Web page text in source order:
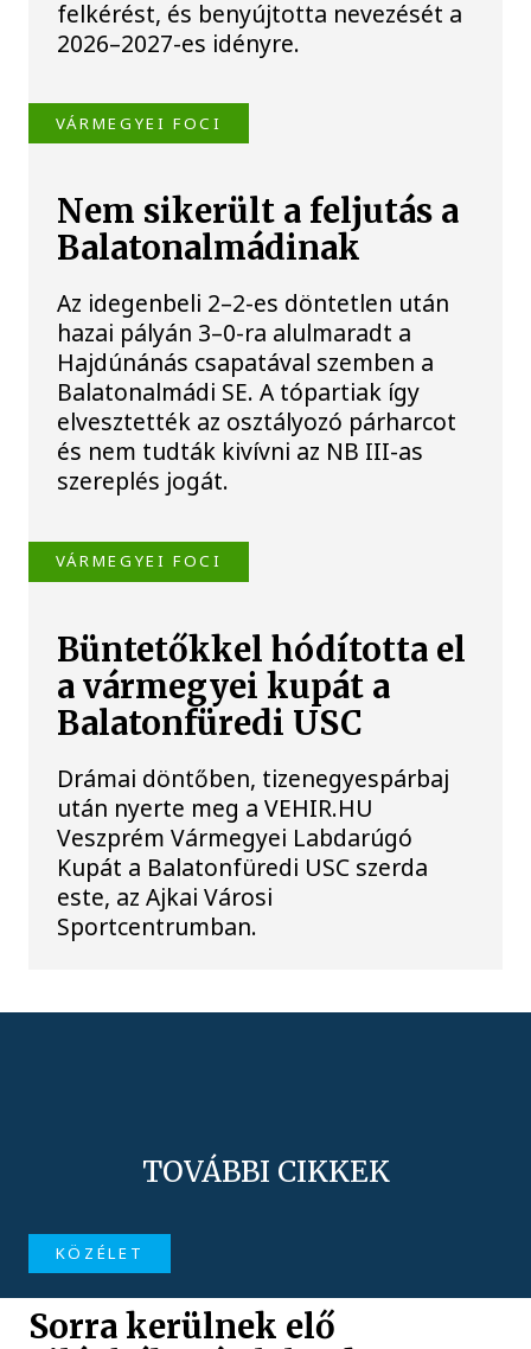
felkérést, és benyújtotta nevezését a
2026–2027-es idényre.
VÁRMEGYEI FOCI
Nem sikerült a feljutás a
Balatonalmádinak
Az idegenbeli 2–2-es döntetlen után
hazai pályán 3–0-ra alulmaradt a
Hajdúnánás csapatával szemben a
Balatonalmádi SE. A tópartiak így
elvesztették az osztályozó párharcot
és nem tudták kivívni az NB III-as
szereplés jogát.
VÁRMEGYEI FOCI
Büntetőkkel hódította el
a vármegyei kupát a
Balatonfüredi USC
Drámai döntőben, tizenegyespárbaj
után nyerte meg a VEHIR.HU
Veszprém Vármegyei Labdarúgó
Kupát a Balatonfüredi USC szerda
este, az Ajkai Városi
Sportcentrumban.
TOVÁBBI CIKKEK
KÖZÉLET
Sorra kerülnek elő